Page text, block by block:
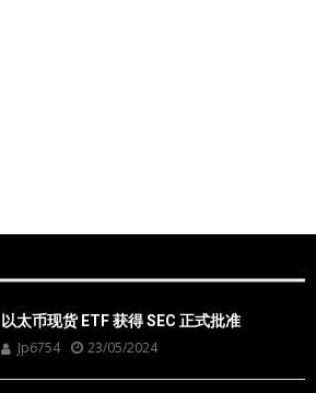
以太币现货 ETF 获得 SEC 正式批准
Jp6754 23/05/2024